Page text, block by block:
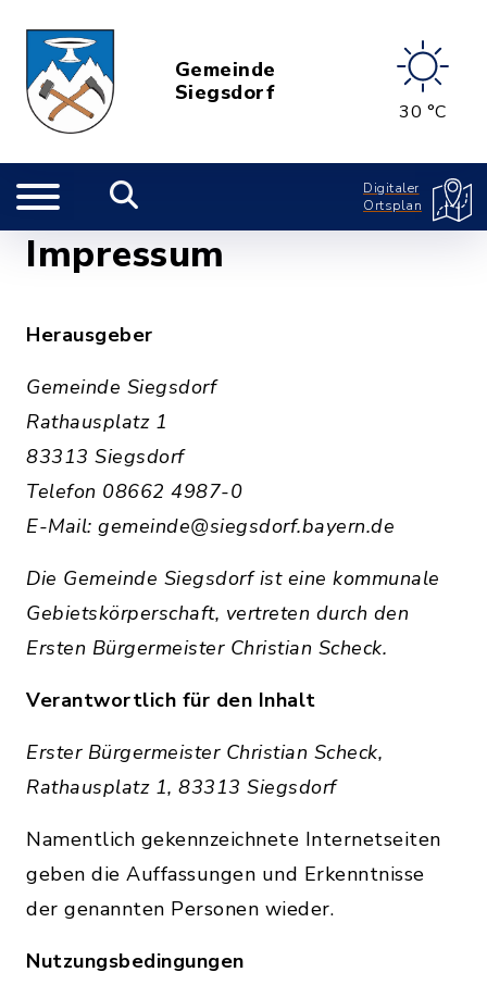
Gemeinde
Siegsdorf
30 °C
Digitaler
Ortsplan
Impressum
Herausgeber
Gemeinde Siegsdorf
Rathausplatz 1
83313 Siegsdorf
Telefon 08662 4987-0
E-Mail: gemeinde@siegsdorf.bayern.de
Die Gemeinde Siegsdorf ist eine kommunale
Gebietskörperschaft, vertreten durch den
Ersten Bürgermeister Christian Scheck.
Verantwortlich für den Inhalt
Erster Bürgermeister Christian Scheck,
Rathausplatz 1, 83313 Siegsdorf
Namentlich gekennzeichnete Internetseiten
geben die Auffassungen und Erkenntnisse
der genannten Personen wieder.
Nutzungsbedingungen